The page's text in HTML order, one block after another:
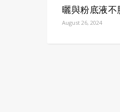
曬與粉底液不
August 26, 2024